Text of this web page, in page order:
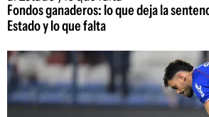
Fondos ganaderos: lo que deja la
Estado y lo que falta